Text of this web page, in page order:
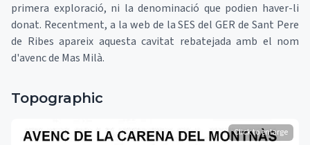
primera exploració, ni la denominació que podien haver-li
donat. Recentment, a la web de la SES del GER de Sant Pere
de Ribes apareix aquesta cavitat rebatejada amb el nom
d'avenc de Mas Milà.
Topographic
Click to enlarge